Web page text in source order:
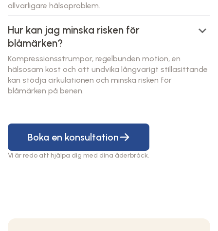
allvarligare hälsoproblem.
Hur kan jag minska risken för
blåmärken?
keyboard_arrow_down
Kompressionsstrumpor, regelbunden motion, en
hälsosam kost och att undvika långvarigt stillasittande
kan stödja cirkulationen och minska risken för
blåmärken på benen.
Boka en konsultation
Vi är redo att hjälpa dig med dina åderbråck.